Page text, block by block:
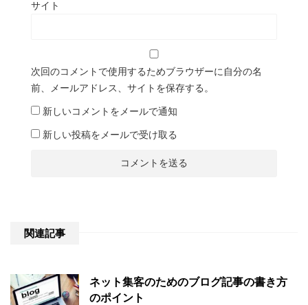
サイト
次回のコメントで使用するためブラウザーに自分の名
前、メールアドレス、サイトを保存する。
新しいコメントをメールで通知
新しい投稿をメールで受け取る
関連記事
ネット集客のためのブログ記事の書き方
のポイント